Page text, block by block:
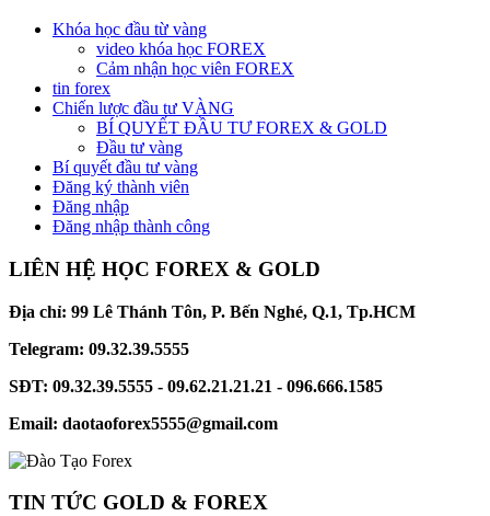
Khóa học đầu từ vàng
video khóa học FOREX
Cảm nhận học viên FOREX
tin forex
Chiến lược đầu tư VÀNG
BÍ QUYẾT ĐẦU TƯ FOREX & GOLD
Đầu tư vàng
Bí quyết đầu tư vàng
Đăng ký thành viên
Đăng nhập
Đăng nhập thành công
LIÊN HỆ HỌC FOREX & GOLD
Địa chỉ: 99 Lê Thánh Tôn, P. Bến Nghé, Q.1, Tp.HCM
Telegram: 09.32.39.5555
SĐT: 09.32.39.5555 - 09.62.21.21.21 - 096.666.1585
Email: daotaoforex5555@gmail.com
TIN TỨC GOLD & FOREX